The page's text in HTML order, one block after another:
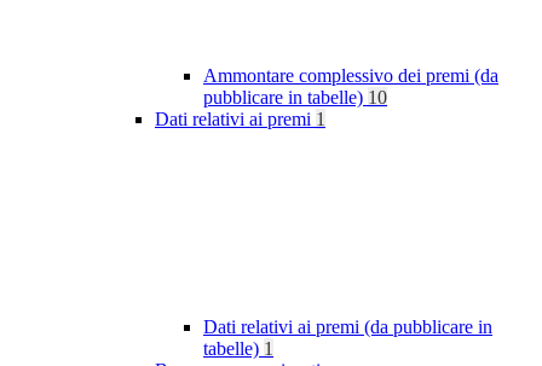
Ammontare complessivo dei premi (da
pubblicare in tabelle) 10
Dati relativi ai premi 1
Dati relativi ai premi (da pubblicare in
tabelle) 1